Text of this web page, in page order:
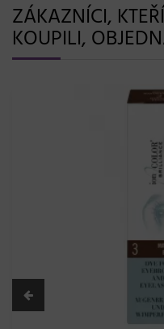
ZÁKAZNÍCI,
KOUPILI,
Barva na obočí a řasy